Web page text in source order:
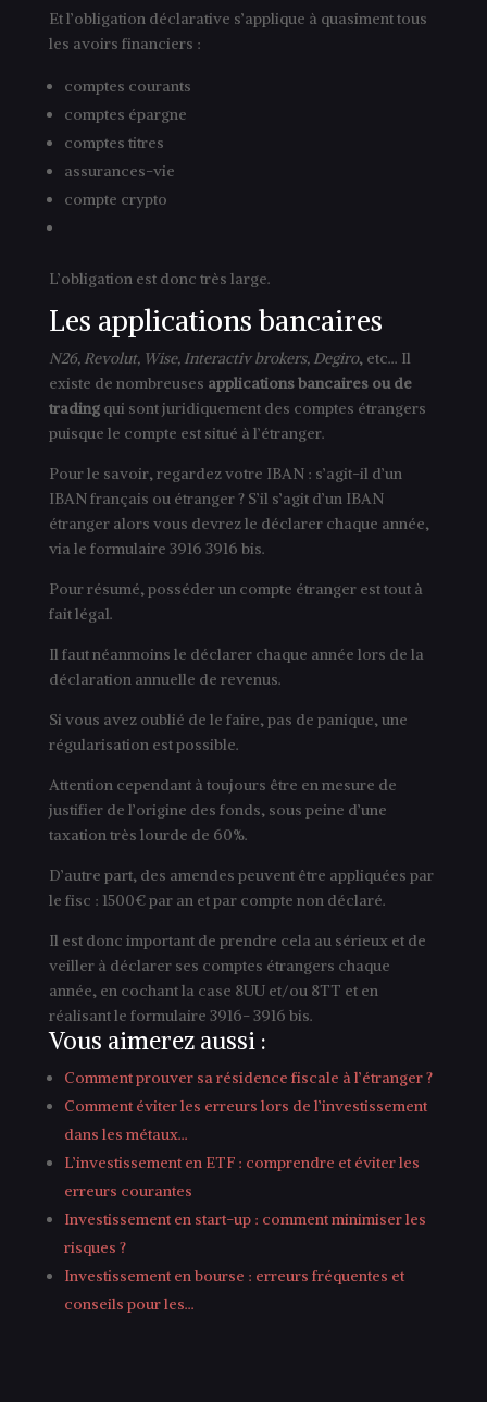
Et l’obligation déclarative s’applique à quasiment tous
les avoirs financiers :
comptes courants
comptes épargne
comptes titres
assurances-vie
compte crypto
L’obligation est donc très large.
Les applications bancaires
N26, Revolut, Wise, Interactiv brokers, Degiro, etc… Il
existe de nombreuses applications bancaires ou de
tradingqui sont juridiquement des comptes étrangers
puisque le compte est situé à l’étranger.
Pour le savoir, regardez votre IBAN : s’agit-il d’un
IBAN français ou étranger ? S’il s’agit d’un IBAN
étranger alors vous devrez le déclarer chaque année,
via le formulaire 3916 3916 bis.
Pour résumé, posséder un compte étranger est tout à
fait légal.
Il faut néanmoins le déclarer chaque année lors de la
déclaration annuelle de revenus.
Si vous avez oublié de le faire, pas de panique, une
régularisation est possible.
Attention cependant à toujours être en mesure de
justifier de l’origine des fonds, sous peine d’une
taxation très lourde de 60%.
D’autre part, des amendes peuvent être appliquées par
le fisc : 1500€ par an et par compte non déclaré.
Il est donc important de prendre cela au sérieux et de
veiller à déclarer ses comptes étrangers chaque
année, en cochant la case 8UU et/ou 8TT et en
réalisant le formulaire 3916- 3916 bis.
Vous aimerez aussi :
Comment prouver sa résidence fiscale à l’étranger ?
Comment éviter les erreurs lors de l’investissement
dans les métaux…
L’investissement en ETF : comprendre et éviter les
erreurs courantes
Investissement en start-up : comment minimiser les
risques ?
Investissement en bourse : erreurs fréquentes et
conseils pour les…